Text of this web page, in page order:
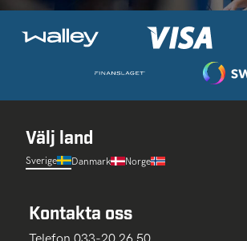
Välj land
Sverige Danmark Norge
Kontakta oss
Telefon 033-20 26 50